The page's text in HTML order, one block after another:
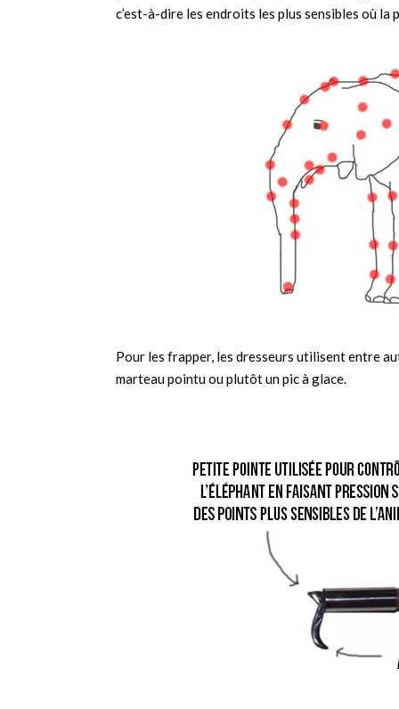
c’est-à-dire les endroits les plus sensibles où
Pour les frapper, les dresseurs utilisent entre
marteau pointu ou plutôt un pic à glace.